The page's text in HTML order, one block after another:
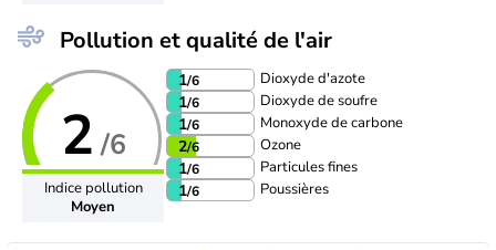
Pollution et qualité de l'air
2 /6
Indice pollution
Moyen
1/6 Dioxyde d'azote
1/6 Dioxyde de soufre
1/6 Monoxyde de carbone
2/6 Ozone
1/6 Particules fines
1/6 Poussières